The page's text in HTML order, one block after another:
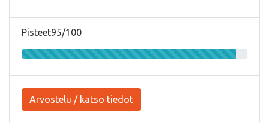
Pisteet95/100
Arvostelu / katso tiedot